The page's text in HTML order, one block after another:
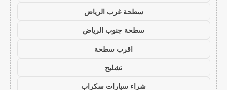
سطحة غرب الرياض
سطحة جنوب الرياض
اقرب سطحة
تشليح
شراء سيارات سكراب